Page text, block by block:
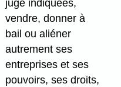
juge indiquées,
vendre, donner à
bail ou aliéner
autrement ses
entreprises et ses
pouvoirs, ses droits,